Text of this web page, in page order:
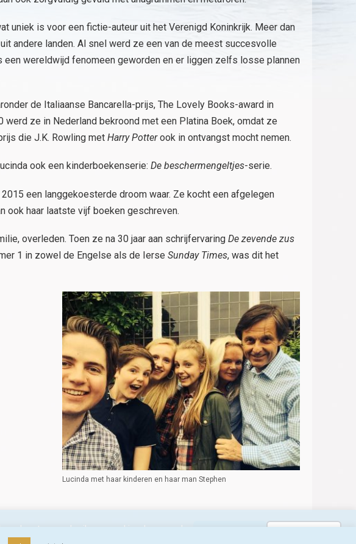
met ons gebruik van cookies. Lees verder
uniek is voor een fictie-auteur uit het Verenigd Koninkrijk. Meer dan
andere landen. Al snel werd ze een van de meest succesvolle
een wereldwijd fenomeen geworden en er liggen zelfs losse plannen
de Italiaanse Bancarella-prijs, The Lovely Books-award in
werd ze in Nederland bekroond met een Platina Boek, omdat ze
die J.K. Rowling met Harry Potterook in ontvangst mocht nemen.
ook een kinderboekenserie: De beschermengeltjes-serie.
een langgekoesterde droom waar. Ze kocht een afgelegen
ook haar laatste vijf boeken geschreven.
overleden. Toen ze na 30 jaar aan schrijfervaring De zevende zus
1 in zowel de Engelse als de Ierse Sunday Times, was dit het
Lucinda met haar kinderen en haar man Stephen